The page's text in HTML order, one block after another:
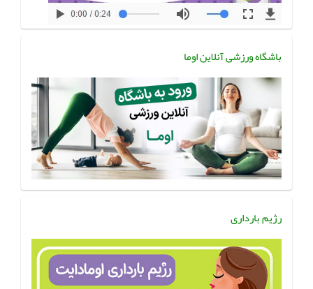
باشگاه ورزشی آنلاین اوما
رژیم بارداری